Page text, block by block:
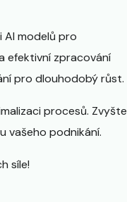
AI modelů pro
efektivní zpracování
pro dlouhodobý růst.
procesů. Zvyšte
vašeho podnikání.
síle!